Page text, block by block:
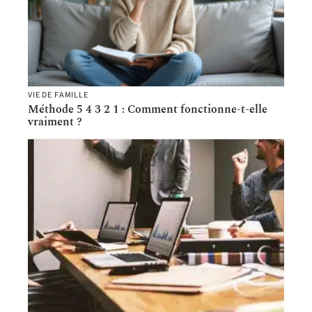
VIE DE FAMILLE
Méthode 5 4 3 2 1 : Comment fonctionne-t-elle
vraiment ?